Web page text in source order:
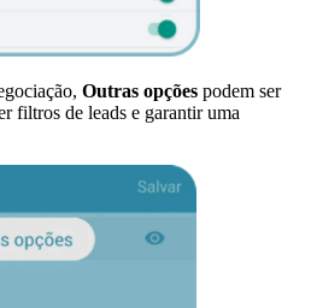
Outras opções podem ser
filtros de leads e garantir uma